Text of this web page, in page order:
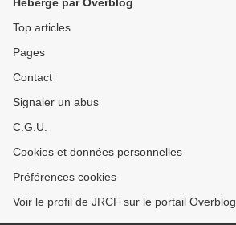
Top articles
Pages
Contact
Signaler un abus
C.G.U.
Cookies et données personnelles
Préférences cookies
Voir le profil de JRCF sur le portail Overblog